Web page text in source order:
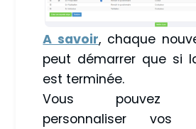
A savoir, chaque
peut démarrer que si
est terminée.
Vous pouvez
personnaliser vos